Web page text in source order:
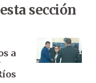
sección
a